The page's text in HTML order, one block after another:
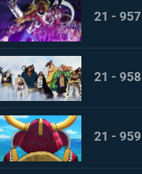
21 - 957
21 - 958
21 - 959